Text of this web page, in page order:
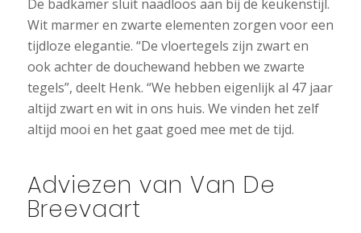
De badkamer sluit naadloos aan bij de keukenstijl.
Wit marmer en zwarte elementen zorgen voor een
tijdloze elegantie. “De vloertegels zijn zwart en
ook achter de douchewand hebben we zwarte
tegels”, deelt Henk. “We hebben eigenlijk al 47 jaar
altijd zwart en wit in ons huis. We vinden het zelf
altijd mooi en het gaat goed mee met de tijd.
Adviezen van Van De
Breevaart